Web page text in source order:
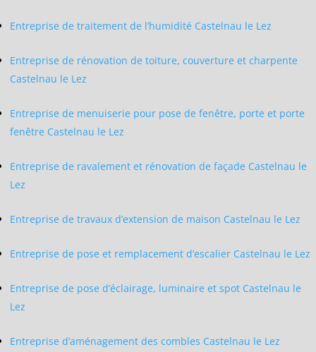
Entreprise de traitement de l’humidité Castelnau le Lez
Entreprise de rénovation de toiture, couverture et charpente
Castelnau le Lez
Entreprise de menuiserie pour pose de fenêtre, porte et porte
fenêtre Castelnau le Lez
Entreprise de ravalement et rénovation de façade Castelnau le
Lez
Entreprise de travaux d’extension de maison Castelnau le Lez
Entreprise de pose et remplacement d’escalier Castelnau le Lez
Entreprise de pose d’éclairage, luminaire et spot Castelnau le
Lez
Entreprise d’aménagement des combles Castelnau le Lez